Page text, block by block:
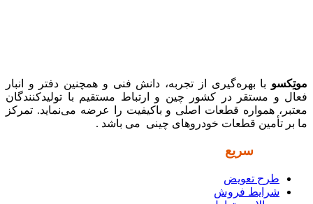
موتِکسو با بهره‌گیری از تجربه، دانش فنی و همچنین دفتر و انبار
فعال و مستقر در کشور چین و ارتباط مستقیم با تولیدکنندگان
معتبر، همواره قطعات اصلی و باکیفیت را عرضه می‌نماید. تمرکز
ما بر تأمین قطعات خودروهای چینی می باشد .
سریع
طرح تعویض
شرایط فروش